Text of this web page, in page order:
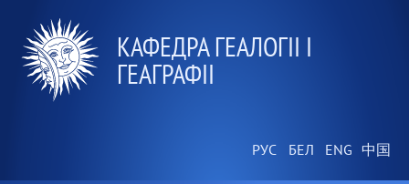
КАФЕДРА ГЕАЛОГІІ І
ГЕАГРАФІІ